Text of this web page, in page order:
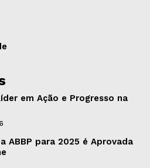
em Ação e Progresso na
ABBP para 2025 é Aprovada